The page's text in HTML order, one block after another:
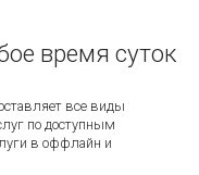
время суток
все виды
по доступным
в оффлайн и